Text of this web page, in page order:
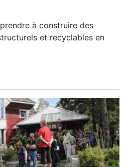
à construire des
et recyclables en